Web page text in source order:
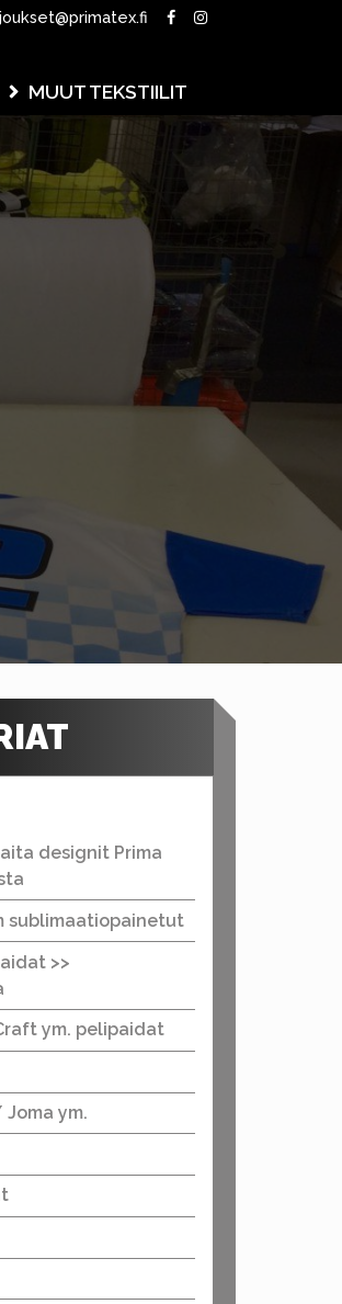
MUUT TEKSTIILIT
designit Prima
sublimaatiopainetut
>>
ym. pelipaidat
ym.